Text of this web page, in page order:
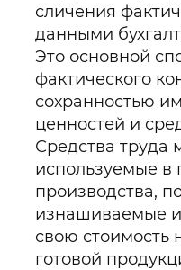
сличения
данными
Это основной
фактического
сохранностью
ценностей и
Средства труда
используемые в
производства,
изнашиваемые
свою стоимость
готовой